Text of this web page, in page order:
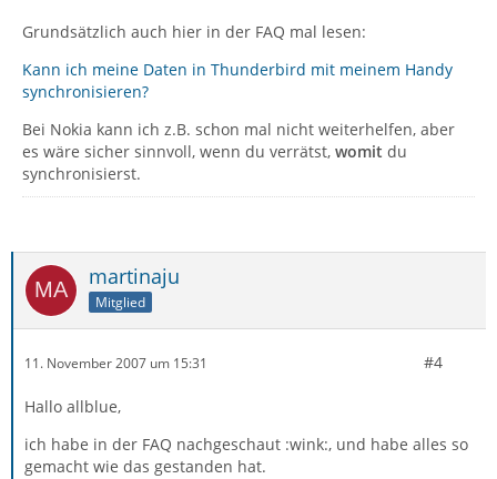
Grundsätzlich auch hier in der FAQ mal lesen:
Kann ich meine Daten in Thunderbird mit meinem Handy
synchronisieren?
Bei Nokia kann ich z.B. schon mal nicht weiterhelfen, aber
es wäre sicher sinnvoll, wenn du verrätst, womit du
synchronisierst.
martinaju
Mitglied
11. November 2007 um 15:31 #4
Hallo allblue,
ich habe in der FAQ nachgeschaut :wink:, und habe alles so
gemacht wie das gestanden hat.